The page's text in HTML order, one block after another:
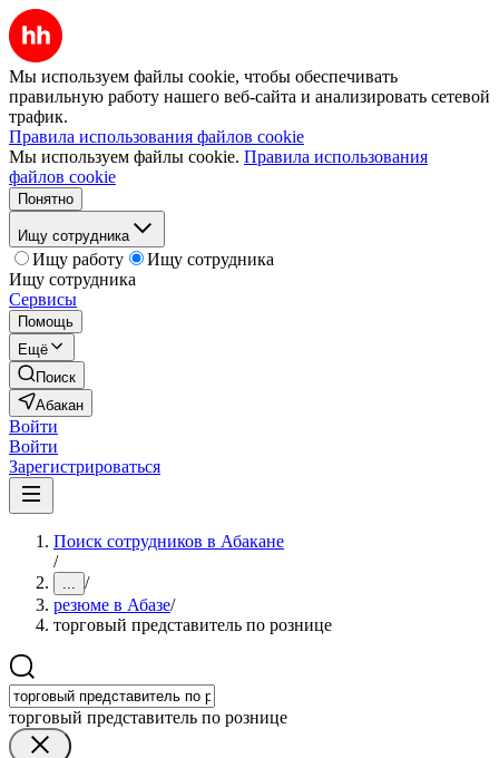
Мы используем файлы cookie, чтобы обеспечивать
правильную работу нашего веб-сайта и анализировать сетевой
трафик.
Правила использования файлов cookie
Мы используем файлы cookie. Правила использования
файлов cookie
Понятно
Ищу сотрудника
Ищу работу
Ищу сотрудника
Ищу сотрудника
Сервисы
Помощь
Ещё
Поиск
Абакан
Войти
Войти
Зарегистрироваться
Поиск сотрудников в Абакане
/
... /
резюме в Абазе/
торговый представитель по рознице
торговый представитель по рознице